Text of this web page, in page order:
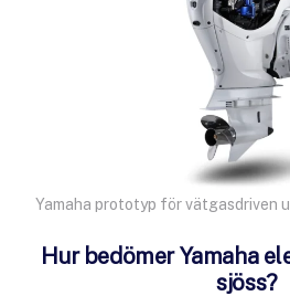
Yamaha prototyp för vätgasdriven
Hur bedömer Yamaha
sjöss?